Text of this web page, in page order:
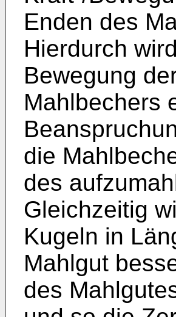
Enden des
Hierdurch
Bewegung
Mahlbechers
die
des
Gleichzeitig
Kugeln in
Mahlgut
des